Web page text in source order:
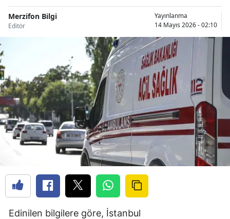
Merzifon Bilgi
Editör
Yayınlanma
14 Mayıs 2026 - 02:10
Edinilen bilgilere göre, İstanbul